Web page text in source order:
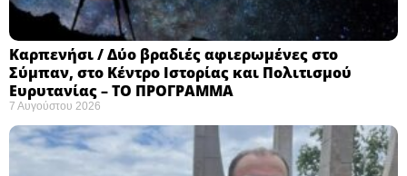
Καρπενήσι / Δύο βραδιές αφιερωμένες στο
Σύμπαν, στο Κέντρο Ιστορίας και Πολιτισμού
Ευρυτανίας – ΤΟ ΠΡΟΓΡΑΜΜΑ
7 Αυγούστου 2026